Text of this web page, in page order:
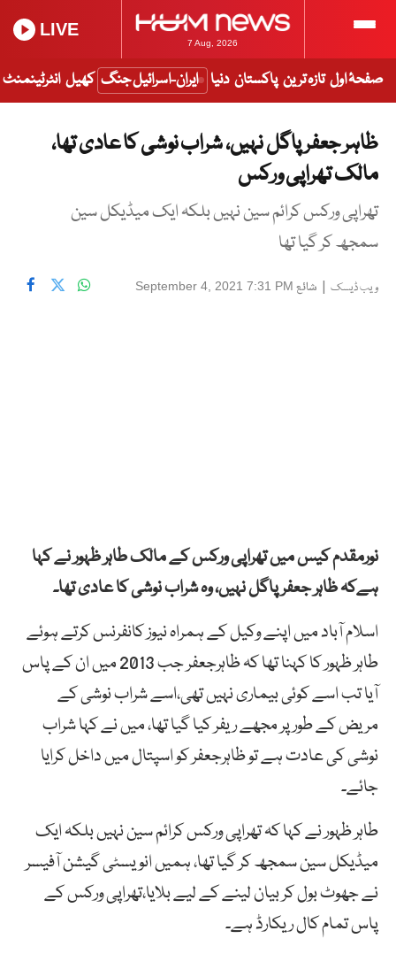
7 Aug, 2026
LIVE
صفحۂ اول تازہ ترین پاکستان دنیا ایران-اسرائیل جنگ کھیل انٹرٹینمنٹ
ظاہر جعفر پاگل نہیں، شراب نوشی کا عادی تھا،
مالک تھراپی ورکس
تھراپی ورکس کرائم سین نہیں بلکہ ایک میڈیکل سین
سمجھ کر گیا تھا
ویب ڈیسک | شائع September 4, 2021 7:31 PM
نورمقدم کیس میں تھراپی ورکس کے مالک طاہر ظہور نے کہا
ہےکہ ظاہر جعفر پاگل نہیں، وہ شراب نوشی کا عادی تھا۔
اسلام آباد میں اپنے وکیل کے ہمراہ نیوز کانفرنس کرتے ہوئے
طاہر ظہور کا کہنا تھا کہ ظاہرجعفر جب 2013 میں ان کے پاس
آیا تب اسے کوئی بیماری نہیں تھی،اسے شراب نوشی کے
مریض کے طور پر مجھے ریفر کیا گیا تھا، میں نے کہا شراب
نوشی کی عادت ہے تو ظاہرجعفر کو اسپتال میں داخل کرایا
جائے۔
طاہر ظہور نے کہا کہ تھراپی ورکس کرائم سین نہیں بلکہ ایک
میڈیکل سین سمجھ کر گیا تھا، ہمیں انویسٹی گیشن آفیسر
نے جھوٹ بول کر بیان لینے کے لیے بلایا،تھراپی ورکس کے
پاس تمام کال ریکارڈ ہے۔